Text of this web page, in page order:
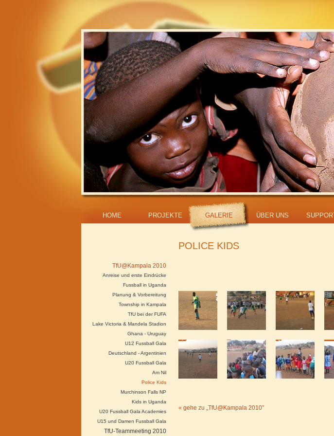
HOME PROJEKTE GALERIE ÜBER UNS
TfU@Kampala 2010
Anreise und erste Eindrücke
Fussball in Uganda
Planung & Vorbereitung
Township in Kampala
TfU bei der FUFA
Lake Victoria & Mandela Stadion
Ghana - Uruguay
U12 Fussball Gala
Deutschland - Argentinien
U20 Fussball Gala
Am Nil
Police Kids
Murchinson Falls NP
Kids in Uganda
U20 Fussball Gala Academies
U15 und Damen Fussball Gala
TfU-Teammeeting 2010
POLICE KIDS
« gehe zu „TfU@Kampala 2010”